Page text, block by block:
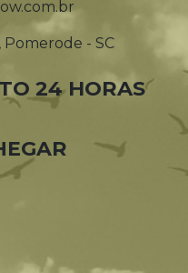
- SC
24 HORAS